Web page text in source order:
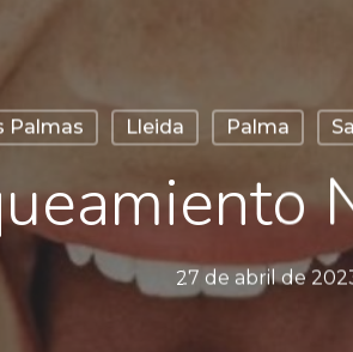
Palmas Lleida Palma
27 de abril de